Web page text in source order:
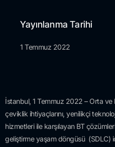
Yayınlanma Tarihi
1 Temmuz 2022
İstanbul, 1 Temmuz 2022 – Orta ve
çeviklik ihtiyaçlarını, yenilikçi
hizmetleri ile karşılayan BT çözümleri
geliştirme yaşam döngüsü (SDLC)